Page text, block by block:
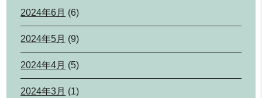
2024年6月 (6)
2024年5月 (9)
2024年4月 (5)
2024年3月 (1)